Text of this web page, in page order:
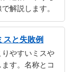
解説します。
スと失敗例
やすいミスや
す。名称とコ